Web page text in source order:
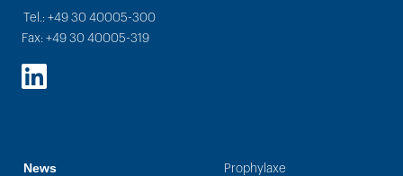
Tel.: +49 30 40005-300
Fax: +49 30 40005-319
LinkedIn
News Prophylaxe